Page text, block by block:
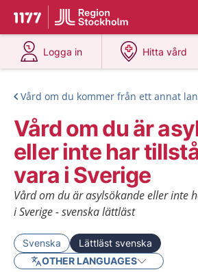
Till startsidan för 1177
Du har valt region
Logga in
på 1177.se
Hitta vård
på
Vård om du kommer från ett annat
Vård om du är
eller inte har
vara i Sverige
Vård om du är asylsökande eller inte
i Sverige - svenska lättläst
Svenska
Lättläst svenska
OTHER LANGUAGES